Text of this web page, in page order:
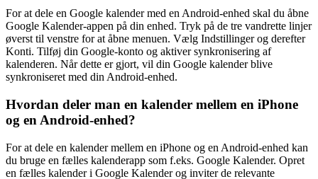
For at dele en Google kalender med en Android-enhed skal du åbne
Google Kalender-appen på din enhed. Tryk på de tre vandrette linjer
øverst til venstre for at åbne menuen. Vælg Indstillinger og derefter
Konti. Tilføj din Google-konto og aktiver synkronisering af
kalenderen. Når dette er gjort, vil din Google kalender blive
synkroniseret med din Android-enhed.
Hvordan deler man en kalender mellem en iPhone
og en Android-enhed?
For at dele en kalender mellem en iPhone og en Android-enhed kan
du bruge en fælles kalenderapp som f.eks. Google Kalender. Opret
en fælles kalender i Google Kalender og inviter de relevante